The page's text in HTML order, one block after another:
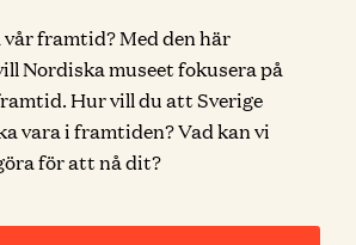
framtid? Med den här
Nordiska museet fokusera på
Hur vill du att Sverige
vara i framtiden? Vad kan vi
för att nå dit?